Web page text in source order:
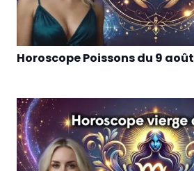
Horoscope Poissons du 9 août